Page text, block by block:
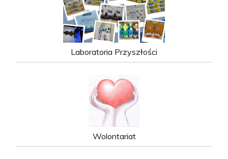
Laboratoria Przyszłości
Wolontariat